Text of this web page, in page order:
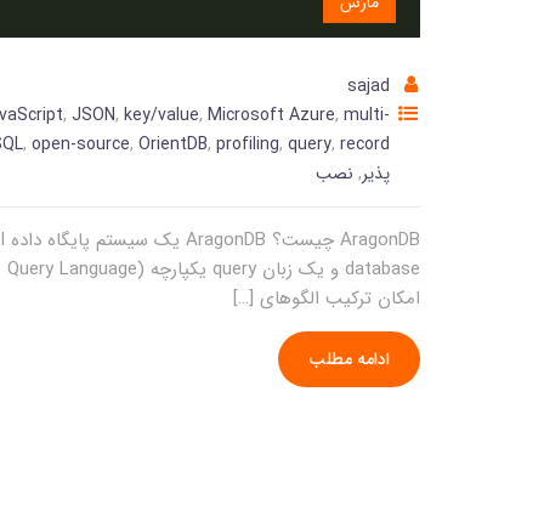
sajad
, JSON, key/value, Microsoft Azure, multi-
, open-source, OrientDB, profiling, query, record
پذیر, نصب
امکان ترکیب الگوهای […]
ادامه مطلب